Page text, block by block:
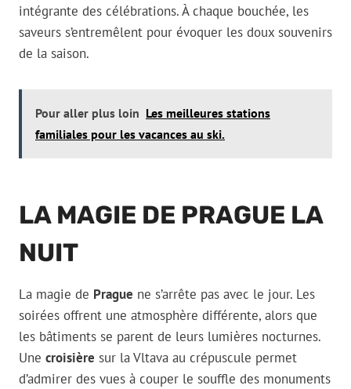
intégrante des célébrations. À chaque bouchée, les
saveurs s’entremêlent pour évoquer les doux souvenirs
de la saison.
Pour aller plus loin Les meilleures stations
familiales pour les vacances au ski.
LA MAGIE DE PRAGUE LA
NUIT
La magie de Prague ne s’arrête pas avec le jour. Les
soirées offrent une atmosphère différente, alors que
les bâtiments se parent de leurs lumières nocturnes.
Une croisière sur la Vltava au crépuscule permet
d’admirer des vues à couper le souffle des monuments